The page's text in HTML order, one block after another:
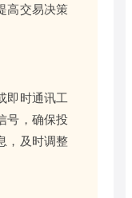
高交易决策
即时通讯工
号，确保投
，及时调整